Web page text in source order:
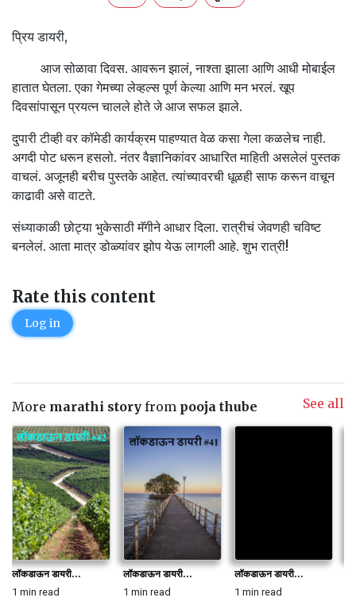
प्रिय डायरी,
आज सोळावा दिवस. आवरून झालं, नाश्ता झाला आणि आधी मोबाईल
हातात घेतला. एका गेमच्या लेव्हल्स पूर्ण केल्या आणि मन भरलं. खूप
दिवसांपासून प्रयत्न चालले होते जे आज सफल झाले.
दुपारी टीव्ही वर कॉमेडी कार्यक्रम पाहण्यात वेळ कसा गेला कळलेच नाही.
अगदी पोट धरून हसलो. नंतर वैज्ञानिकांवर आधारित माहिती असलेलं पुस्तक
वाचलं. अजूनही बरीच पुस्तके आहेत. त्यांच्यावरची धूळही साफ करून वाचून
काढावी असे वाटते.
संध्याकाळी छोट्या भुकेसाठी मॅगीने आधार दिला. रात्रीचं जेवणही चविष्ट
बनलेलं. आता मात्र डोळ्यांवर झोप येऊ लागली आहे. शुभ रात्री!
Rate this content
Log in
More marathi story from pooja thube See all
लॉकडाऊन डायरी...
1 min read
लॉकडाऊन डायरी...
1 min read
लॉकडाऊन डायरी...
1 min read